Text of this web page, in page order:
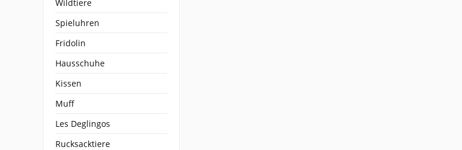
Wildtiere
Spieluhren
Fridolin
Hausschuhe
Kissen
Muff
Les Deglingos
Rucksacktiere